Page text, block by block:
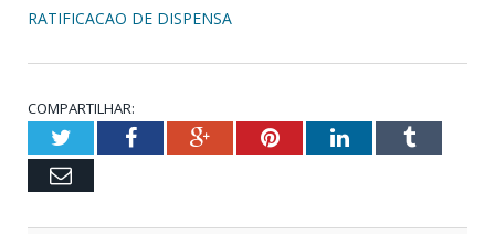
RATIFICACAO DE DISPENSA
COMPARTILHAR:
TwitterFacebookGoogle+PinterestLinkedInTumblr
Email